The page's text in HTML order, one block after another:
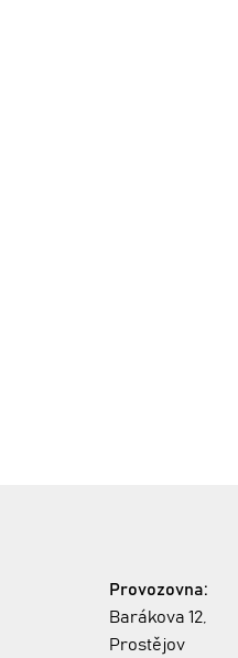
Provozovna:
Barákova 12,
Prostějov